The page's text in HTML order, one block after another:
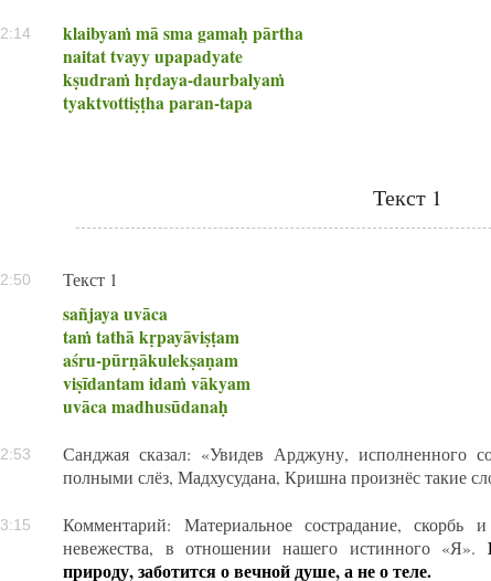
klaibyaṁ mā sma gamaḥ pārtha
naitat tvayy upapadyate
kṣudraṁ hṛdaya-daurbalyaṁ
tyaktvottiṣṭha paran-tapa
Текст 1
Текст 1
sañjaya uvāca
taṁ tathā kṛpayāviṣṭam
aśru-pūrṇākulekṣaṇam
viṣīdantam idaṁ vākyam
uvāca madhusūdanaḥ
Санджая сказал: «Увидев Арджуну, исполненного
полными слёз, Мадхусудана, Кришна произнёс такие
Комментарий: Материальное сострадание,
невежества, в отношении нашего истинного «Я».
природу, заботится о вечной душе, а не о теле.